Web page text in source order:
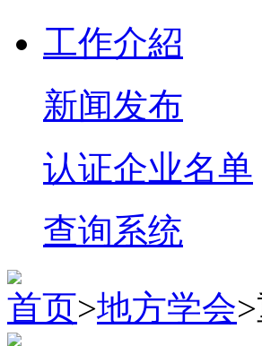
工作介紹
新闻发布
认证企业名单
查询系统
首页>地方学会